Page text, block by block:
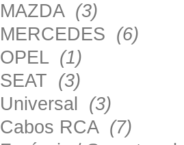
MAZDA (3)
MERCEDES (6)
OPEL (1)
SEAT (3)
Universal (3)
Cabos RCA (7)